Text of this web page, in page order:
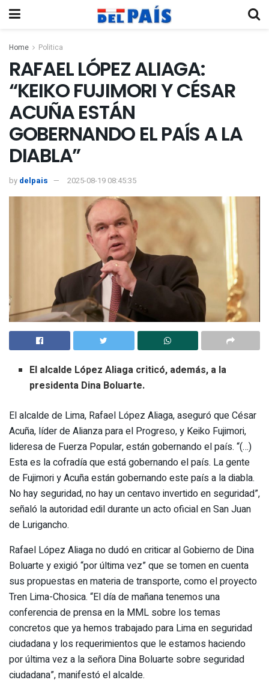
Home Politica
RAFAEL LÓPEZ ALIAGA:
“KEIKO FUJIMORI Y CÉSAR
ACUÑA ESTÁN
GOBERNANDO EL PAÍS A LA
DIABLA”
by delpais 2025-08-19 08:45:35
El alcalde López Aliaga criticó, además, a la
presidenta Dina Boluarte.
El alcalde de Lima, Rafael López Aliaga, aseguró que César
Acuña, líder de Alianza para el Progreso, y Keiko Fujimori,
lideresa de Fuerza Popular, están gobernando el país. “(…)
Esta es la cofradía que está gobernando el país. La gente
de Fujimori y Acuña están gobernando este país a la diabla.
No hay seguridad, no hay un centavo invertido en seguridad”,
señaló la autoridad edil durante un acto oficial en San Juan
de Lurigancho.
Rafael López Aliaga no dudó en criticar al Gobierno de Dina
Boluarte y exigió “por última vez” que se tomen en cuenta
sus propuestas en materia de transporte, como el proyecto
Tren Lima-Chosica. “El día de mañana tenemos una
conferencia de prensa en la MML sobre los temas
concretos que ya hemos trabajado para Lima en seguridad
ciudadana y los requerimientos que le estamos haciendo
por última vez a la señora Dina Boluarte sobre seguridad
ciudadana”, manifestó el alcalde.